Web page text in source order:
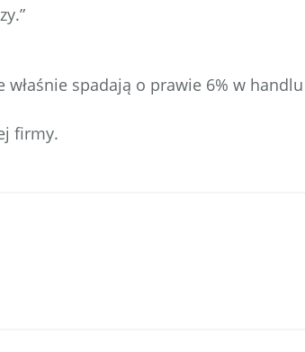
właśnie spadają o prawie 6% w handlu
firmy.